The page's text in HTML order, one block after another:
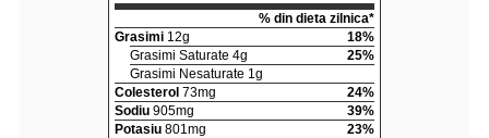
% din dieta zilnica*
Grasimi 12g
18%
Grasimi Saturate 4g
25%
Grasimi Nesaturate 1g
Colesterol 73mg
24%
Sodiu 905mg
39%
Potasiu 801mg
23%